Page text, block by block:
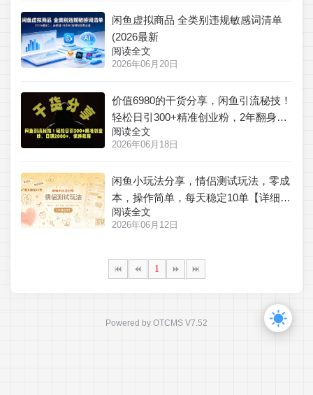
闲鱼虚拟商品 全类别违规敏感词清单
(2026最新
阅读全文
2026年06月20日
价值6980的干货分享，闲鱼引流秘技！
轻松日引300+精准创业粉，2年翻身实
现财务自由
阅读全文
2026年06月18日
闲鱼小玩法分享，情侣测试玩法，零成
本，操作简单，每天稳定10单【详细教
程】
阅读全文
2026年06月12日
1
Powered by OTCMS V7.52